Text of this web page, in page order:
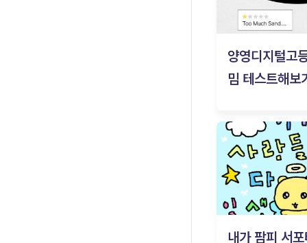
양영디지털고
밈 테스트해보
내가 팜피 서